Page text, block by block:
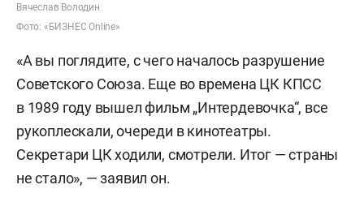
Вячеслав Володин
Фото: «БИЗНЕС Online»
«А вы поглядите, с чего началось разрушение
Советского Союза. Еще во времена ЦК КПСС
в 1989 году вышел фильм „Интердевочка“, все
рукоплескали, очереди в кинотеатры.
Секретари ЦК ходили, смотрели. Итог — страны
не стало», — заявил он.